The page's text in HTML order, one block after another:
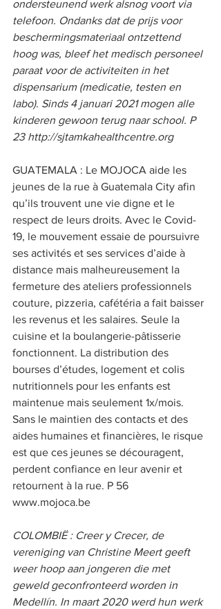
ondersteunend werk alsnog voort via
telefoon. Ondanks dat de prijs voor
beschermingsmateriaal ontzettend
hoog was, bleef het medisch personeel
paraat voor de activiteiten in het
dispensarium (medicatie, testen en
labo). Sinds 4 januari 2021 mogen alle
kinderen gewoon terug naar school. P
23 http://sjtamkahealthcentre.org
GUATEMALA : Le MOJOCA aide les
jeunes de la rue à Guatemala City afin
qu’ils trouvent une vie digne et le
respect de leurs droits. Avec le Covid-
19, le mouvement essaie de poursuivre
ses activités et ses services d’aide à
distance mais malheureusement la
fermeture des ateliers professionnels
couture, pizzeria, cafétéria a fait baisser
les revenus et les salaires. Seule la
cuisine et la boulangerie-pâtisserie
fonctionnent. La distribution des
bourses d’études, logement et colis
nutritionnels pour les enfants est
maintenue mais seulement 1x/mois.
Sans le maintien des contacts et des
aides humaines et financières, le risque
est que ces jeunes se découragent,
perdent confiance en leur avenir et
retournent à la rue. P 56
www.mojoca.be
COLOMBIË : Creer y Crecer, de
vereniging van Christine Meert geeft
weer hoop aan jongeren die met
geweld geconfronteerd worden in
Medellín. In maart 2020 werd hun werk